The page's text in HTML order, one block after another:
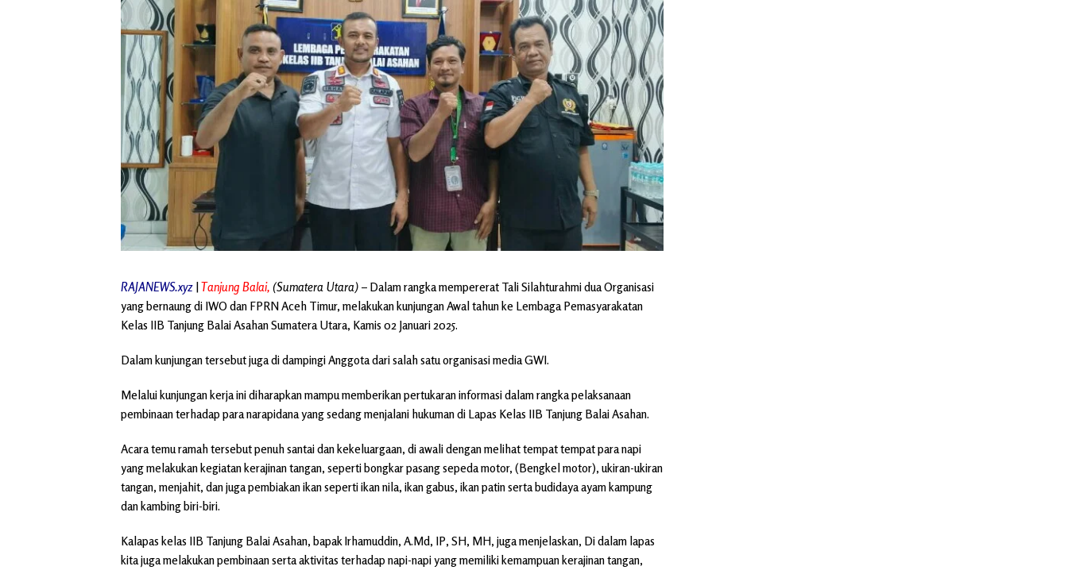
RAJANEWS.xyz |Tanjung Balai, (Sumatera Utara) – Dalam rangka mempererat Tali Silahturahmi dua Organisasi
yang bernaung di IWO dan FPRN Aceh Timur, melakukan kunjungan Awal tahun ke Lembaga Pemasyarakatan
Kelas IIB Tanjung Balai Asahan Sumatera Utara, Kamis 02 Januari 2025.
Dalam kunjungan tersebut juga di dampingi Anggota dari salah satu organisasi media GWI.
Melalui kunjungan kerja ini diharapkan mampu memberikan pertukaran informasi dalam rangka pelaksanaan
pembinaan terhadap para narapidana yang sedang menjalani hukuman di Lapas Kelas IIB Tanjung Balai Asahan.
Acara temu ramah tersebut penuh santai dan kekeluargaan, di awali dengan melihat tempat tempat para napi
yang melakukan kegiatan kerajinan tangan, seperti bongkar pasang sepeda motor, (Bengkel motor), ukiran-ukiran
tangan, menjahit, dan juga pembiakan ikan seperti ikan nila, ikan gabus, ikan patin serta budidaya ayam kampung
dan kambing biri-biri.
Kalapas kelas IIB Tanjung Balai Asahan, bapak Irhamuddin, A.Md, IP, SH, MH, juga menjelaskan, Di dalam lapas
kita juga melakukan pembinaan serta aktivitas terhadap napi-napi yang memiliki kemampuan kerajinan tangan,